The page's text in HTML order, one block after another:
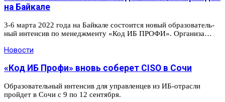
на Байкале
3-6 мар­та 2022 года на Бай­кале сос­тоит­ся но­вый обра­зова­тель­
ный интенсив по менед­жмен­ту «Код ИБ ПРО­ФИ». Орга­низа­…
Новости
«Код ИБ Профи» вновь соберет CISO в Сочи
Образовательный интенсив для управленцев из ИБ-отрасли
пройдет в Сочи с 9 по 12 сентября.